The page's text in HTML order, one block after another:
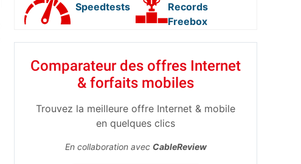
Speedtests
Records
Freebox
Comparateur des offres Internet
& forfaits mobiles
Trouvez la meilleure offre Internet & mobile
en quelques clics
En collaboration avec CableReview